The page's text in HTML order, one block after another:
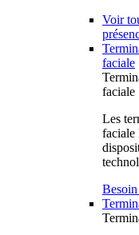
Voir
faciale
faciale
Les
faciale